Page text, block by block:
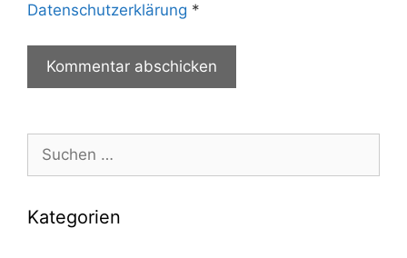
Datenschutzerklärung *
nach:
Kategorien